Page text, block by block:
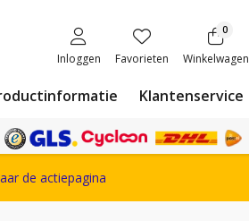
Inloggen Favorieten
0
Winkelwagen
Klantenservice
Workwear assortiment
de actiepagina